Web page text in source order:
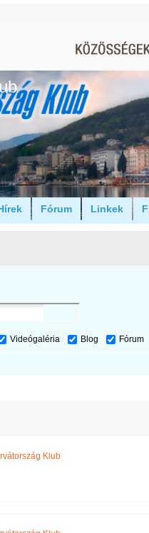
Fórum Linkek
Videógaléria Blog Fórum
Klub